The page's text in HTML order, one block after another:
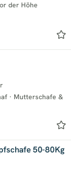
der Höhe
· Mutterschafe &
50-80Kg